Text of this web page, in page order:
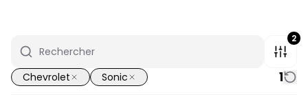
2
Chevrolet Sonic 1
Très bonne offre